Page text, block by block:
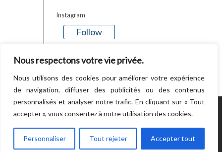
Nous respectons votre vie privée.
Nous utilisons des cookies pour améliorer votre expérience
de navigation, diffuser des publicités ou des contenus
personnalisés et analyser notre trafic. En cliquant sur « Tout
accepter », vous consentez à notre utilisation des cookies.
Personnaliser Tout rejeter Accepter tout
Instagram
Follow
POWERED BY WORDPRESS.CREATED BY
THEMESINDEP
RETOUR EN HAUT